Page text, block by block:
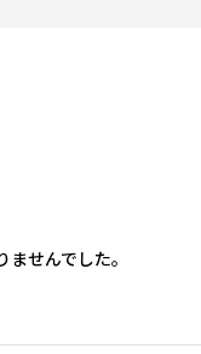
せんでした。